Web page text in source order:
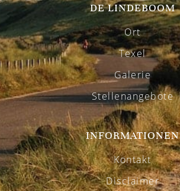
DE LINDEBOOM
Ort
Texel
Galerie
Stellenangebote
INFORMATIONEN
Kontakt
Disclaimer